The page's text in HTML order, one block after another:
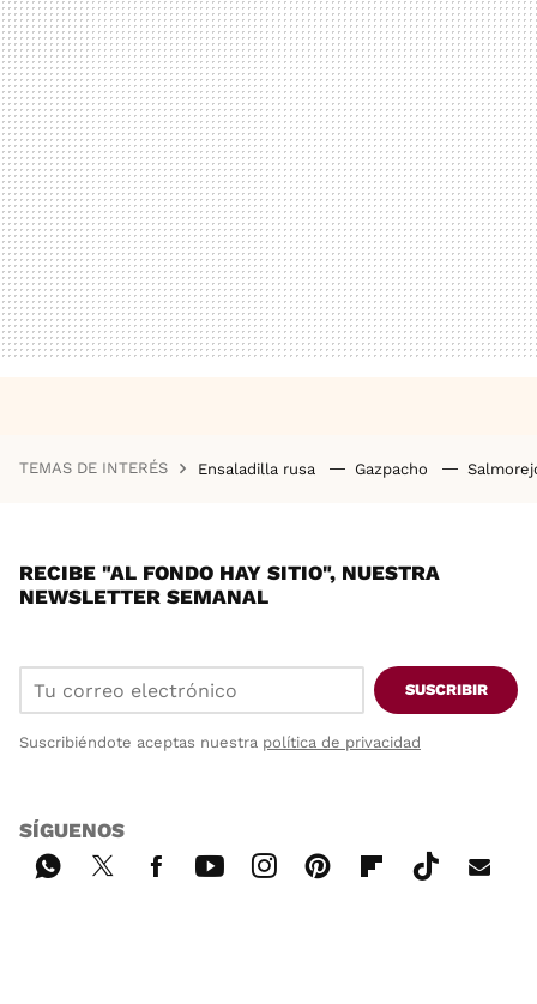
TEMAS DE INTERÉS Ensaladilla rusa Gazpacho
RECIBE "AL FONDO HAY SITIO", NUESTRA
NEWSLETTER SEMANAL
SUSCRIBIR
Suscribiéndote aceptas nuestra política de privacidad
SÍGUENOS